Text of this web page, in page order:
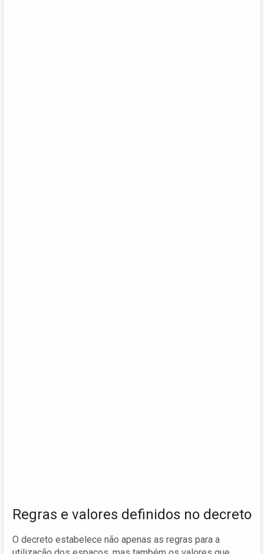
Regras e valores definidos no decreto
O decreto estabelece não apenas as regras para a